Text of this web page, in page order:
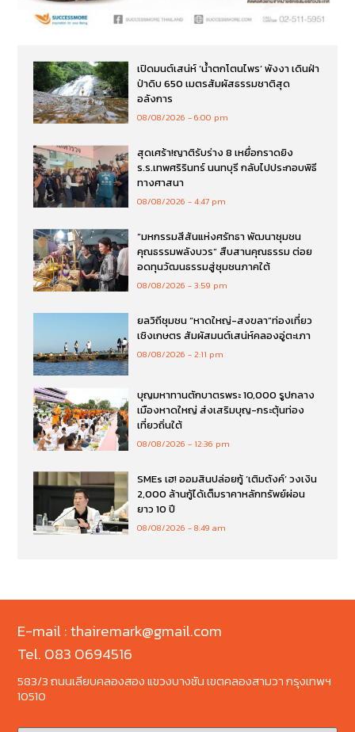
เปิดมนต์เสน่ห์ ‘น้ำตกโตนไพร’ พังงา เดินฝ่า
ป่าดิบ 650 เมตรสัมผัสธรรมชาติสุด
อลังการ
08/08/2026 6:00 pm
สุดเศร้า!ญาติรับร่าง 8 เหยื่อกราดยิง
ร.ร.เทพศริรินทร์ นนทบุรี กลับไปประกอบพิธี
ทางศาสนา
08/08/2026 4:47 pm
“มหกรรมสีสันแห่งศรัทธา พัฒนาชุมชน
คุณธรรมพลังบวร” สืบสานคุณธรรม ต่อย
อดทุนวัฒนธรรมสู่ชุมชนภาคใต้
08/08/2026 3:59 pm
ยลวิถีชุมชน “หาดใหญ่-สงขลา”ท่องเที่ยว
เชิงเกษตร สัมผัสมนต์เสน่ห์คลองอู่ตะเภา
08/08/2026 2:11 pm
บุญมหาทานตักบาตรพระ 10,000 รูปกลาง
เมืองหาดใหญ่ ส่งเสริมบุญ-กระตุ้นท่อง
เที่ยวถิ่นใต้
08/08/2026 12:36 pm
SMEs เฮ! ออมสินปล่อยกู้ ‘เติมตังค์’ วงเงิน
2,000 ล้านกู้ได้เต็มราคาหลักทรัพย์ผ่อน
ยาว 10 ปี
08/08/2026 8:49 am
E-mail : thairemark@gmail.com
Tel. 083 0694516
583/3 ถนนเลียบคลองสอง แขวงบางชัน เขตคลองสามวา กรุงเทพฯ
10510